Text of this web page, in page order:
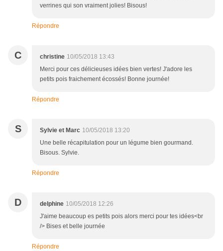
verrines qui son vraiment jolies! Bisous!
Répondre
C christine 10/05/2018 13:43
Merci pour ces délicieuses idées bien vertes! J'adore les
petits pois fraichement écossés! Bonne journée!
Répondre
S Sylvie et Marc 10/05/2018 13:20
Une belle récapitulation pour un légume bien gourmand.
Bisous. Sylvie.
Répondre
D delphine 10/05/2018 12:26
J'aime beaucoup es petits pois alors merci pour tes idées<br
/> Bises et belle journée
Répondre